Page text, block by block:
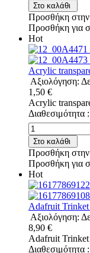
Στο καλάθι
Προσθήκη
Προσθήκη για
Hot
Acrylic
Αξιολόγηση:
1,50 €
Acrylic
Διαθεσιμότητα :
Στο καλάθι
Προσθήκη
Προσθήκη για
Hot
Adafruit
Αξιολόγηση:
8,90 €
Adafruit
Διαθεσιμότητα :